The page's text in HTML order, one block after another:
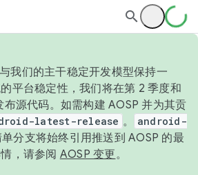
我们的主干稳定开发模型保持一
平台稳定性，我们将在第 2 季度和
布源代码。如需构建 AOSP 并为其贡
latest-release 。
android-
分支将始终引用推送到 AOSP 的最
，请参阅 AOSP 变更。